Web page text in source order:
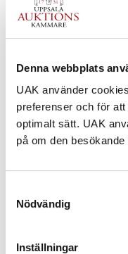
Denna webbplats
UAK använder
preferenser och för
optimalt sätt. UAK
på om den
Nödvändig
Inställningar
dansk och skandinavisk
smycken.